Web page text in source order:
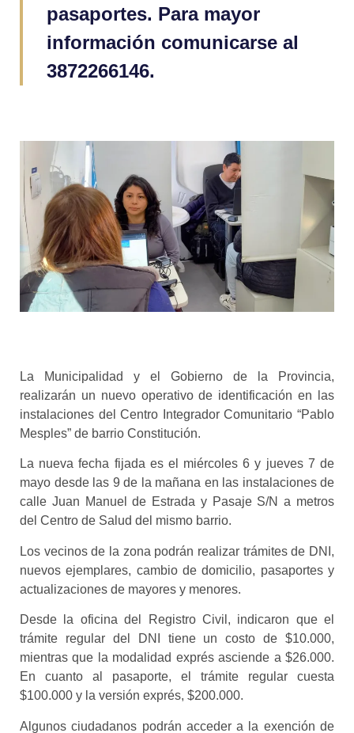
pasaportes. Para mayor
información comunicarse al
3872266146.
La Municipalidad y el Gobierno de la Provincia,
realizarán un nuevo operativo de identificación en las
instalaciones del Centro Integrador Comunitario “Pablo
Mesples” de barrio Constitución.
La nueva fecha fijada es el miércoles 6 y jueves 7 de
mayo desde las 9 de la mañana en las instalaciones de
calle Juan Manuel de Estrada y Pasaje S/N a metros
del Centro de Salud del mismo barrio.
Los vecinos de la zona podrán realizar trámites de DNI,
nuevos ejemplares, cambio de domicilio, pasaportes y
actualizaciones de mayores y menores.
Desde la oficina del Registro Civil, indicaron que el
trámite regular del DNI tiene un costo de $10.000,
mientras que la modalidad exprés asciende a $26.000.
En cuanto al pasaporte, el trámite regular cuesta
$100.000 y la versión exprés, $200.000.
Algunos ciudadanos podrán acceder a la exención de